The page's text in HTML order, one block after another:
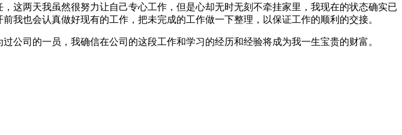
这两天我虽然很努力让自己专心工作，但是心却无时无刻不牵挂家里，我现在的状态确实已
也会认真做好现有的工作，把未完成的工作做一下整理，以保证工作的顺利的交接。
司的一员，我确信在公司的这段工作和学习的经历和经验将成为我一生宝贵的财富。